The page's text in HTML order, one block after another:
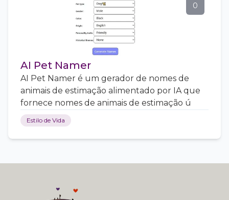
0
AI Pet Namer
AI Pet Namer é um gerador de nomes de
animais de estimação alimentado por IA que
fornece nomes de animais de estimação ú
Estilo de Vida